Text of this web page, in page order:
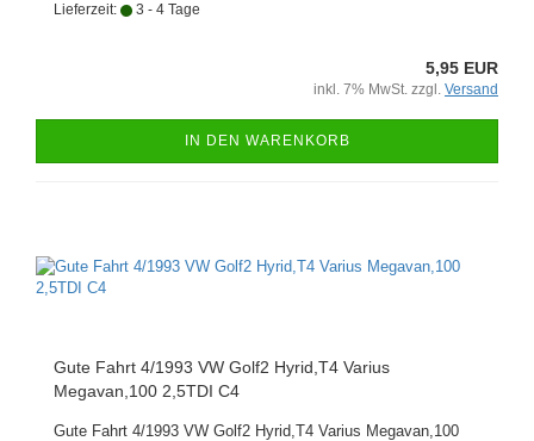
Lieferzeit: 3 - 4 Tage
5,95 EUR
inkl. 7% MwSt. zzgl. Versand
IN DEN WARENKORB
Gute Fahrt 4/1993 VW Golf2 Hyrid,T4 Varius
Megavan,100 2,5TDI C4
Gute Fahrt 4/1993 VW Golf2 Hyrid,T4 Varius Megavan,100